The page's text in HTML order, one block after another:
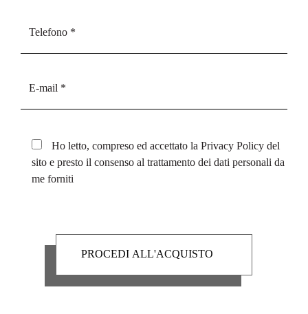
Ho letto, compreso ed accettato la Privacy Policy del
sito e presto il consenso al trattamento dei dati personali da
me forniti